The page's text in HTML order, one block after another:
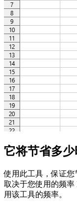
它将节省多少
使用此工具，保证
取决于您使用的频率
用该工具的频率。